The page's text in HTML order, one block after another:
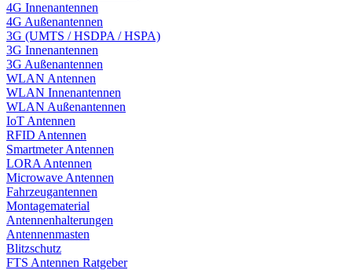
4G Innenantennen
4G Außenantennen
3G (UMTS / HSDPA / HSPA)
3G Innenantennen
3G Außenantennen
WLAN Antennen
WLAN Innenantennen
WLAN Außenantennen
IoT Antennen
RFID Antennen
Smartmeter Antennen
LORA Antennen
Microwave Antennen
Fahrzeugantennen
Montagematerial
Antennenhalterungen
Antennenmasten
Blitzschutz
FTS Antennen Ratgeber